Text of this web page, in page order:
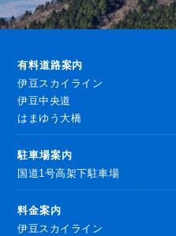
有料道路案内
伊豆スカイライン
伊豆中央道
はまゆう大橋
駐車場案内
国道1号高架下駐車場
料金案内
伊豆スカイライン